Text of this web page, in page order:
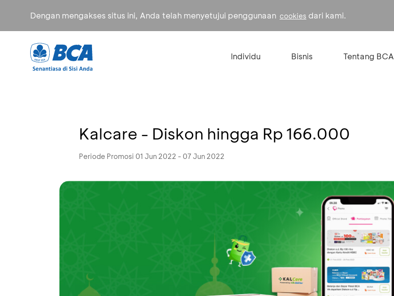
Dengan mengakses situs ini, Anda telah menyetujui penggunaan cookies dari kami.
Individu Bisnis Tentang BCA
Kalcare - Diskon hingga Rp 166.000
Periode Promosi 01 Jun 2022 - 07 Jun 2022